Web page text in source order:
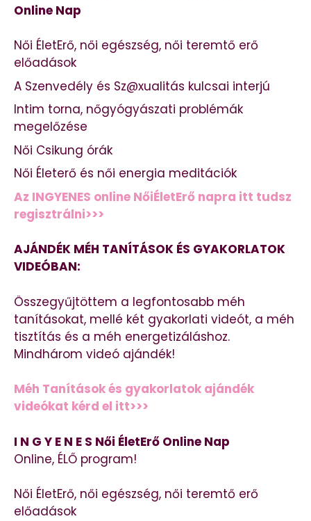
Online Nap
Női ÉletErő, női egészség, női teremtő erő
előadások
A Szenvedély és Sz@xualitás kulcsai interjú
Intim torna, nőgyógyászati problémák
megelőzése
Női Csikung órák
Női Életerő és női energia meditációk
Az INGYENES online NőiÉletErő napra itt tudsz
regisztrálni>>>
AJÁNDÉK MÉH TANÍTÁSOK ÉS GYAKORLATOK
VIDEÓBAN:
Összegyűjtöttem a legfontosabb méh
tanításokat, mellé két gyakorlati videót, a méh
tisztítás és a méh energetizáláshoz.
Mindhárom videó ajándék!
Méh Tanítások és gyakorlatok ajándék
videókat kérd el itt>>>
I N G Y E N E S Női ÉletErő Online Nap
Online, ÉLŐ program!
Női ÉletErő, női egészség, női teremtő erő
előadások